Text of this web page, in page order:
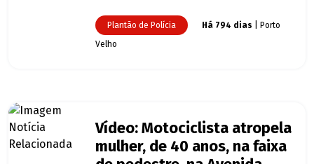
Plantão de Polícia Há 794 dias | Porto
Velho
Vídeo: Motociclista atropela
mulher, de 40 anos, na faixa